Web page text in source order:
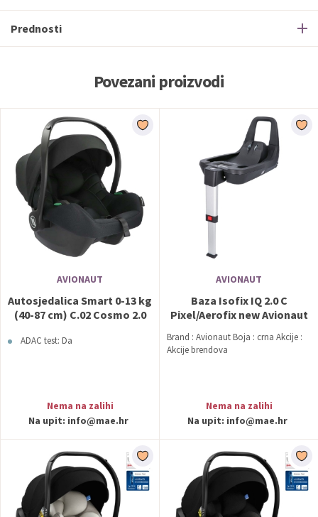
Prednosti
Povezani proizvodi
AVIONAUT
Autosjedalica Smart 0-13 kg
(40-87 cm) C.02 Cosmo 2.0
ADAC test: Da
Nema na zalihi
Na upit: info@mae.hr
AVIONAUT
Baza Isofix IQ 2.0 C
Pixel/Aerofix new Avionaut
Brand : Avionaut Boja : crna Akcije :
Akcije brendova
Nema na zalihi
Na upit: info@mae.hr